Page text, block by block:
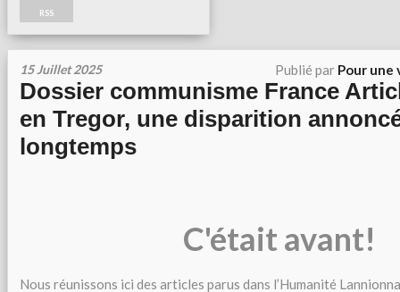
RSS
15 Juillet 2025 Publié par Pour une
Dossier communisme France
en Tregor, une disparition
longtemps
C'était avant!
Nous réunissons ici des articles parus dans l’Humanité